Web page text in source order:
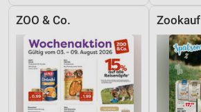
ZOO & Co. Zookauf